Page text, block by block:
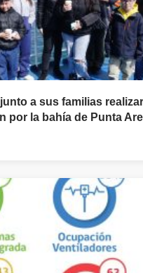
a sus familias
por la bahía de Punta